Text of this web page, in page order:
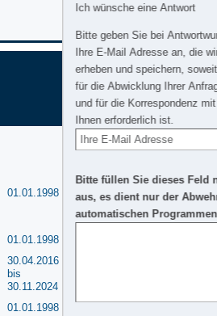
01.01.1998
01.01.1998
30.04.2016
bis
30.11.2024
01.01.1998
Ich wünsche eine Antwort
Bitte geben Sie bei
Ihre E-Mail Adresse an, die
erheben und speichern,
für die Abwicklung Ihrer
und für die Korrespondenz mit
Ihnen erforderlich ist.
Bitte füllen Sie dieses Feld
aus, es dient nur der
automatischen